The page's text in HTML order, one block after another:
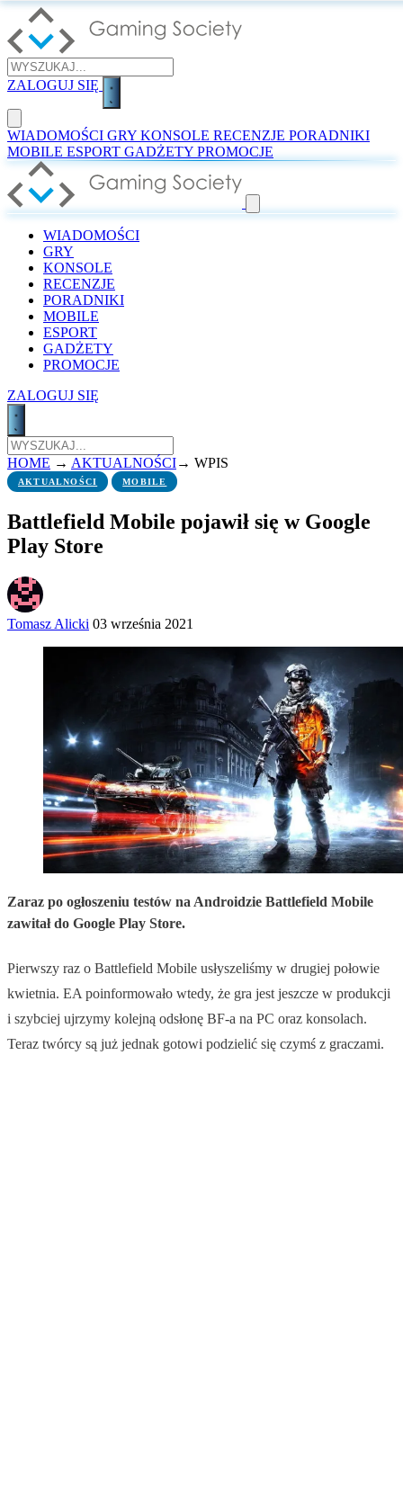
ZALOGUJ SIĘ
WIADOMOŚCI GRY KONSOLE RECENZJE PORADNIKI
MOBILE ESPORT GADŻETY PROMOCJE
WIADOMOŚCI
GRY
KONSOLE
RECENZJE
PORADNIKI
MOBILE
ESPORT
GADŻETY
PROMOCJE
ZALOGUJ SIĘ
HOME → AKTUALNOŚCI→ WPIS
AKTUALNOŚCI MOBILE
Battlefield Mobile pojawił się w Google
Play Store
Tomasz Alicki 03 września 2021
Zaraz po ogłoszeniu testów na Androidzie Battlefield Mobile
zawitał do Google Play Store.
Pierwszy raz o Battlefield Mobile usłyszeliśmy w drugiej połowie
kwietnia. EA poinformowało wtedy, że gra jest jeszcze w produkcji
i szybciej ujrzymy kolejną odsłonę BF-a na PC oraz konsolach.
Teraz twórcy są już jednak gotowi podzielić się czymś z graczami.